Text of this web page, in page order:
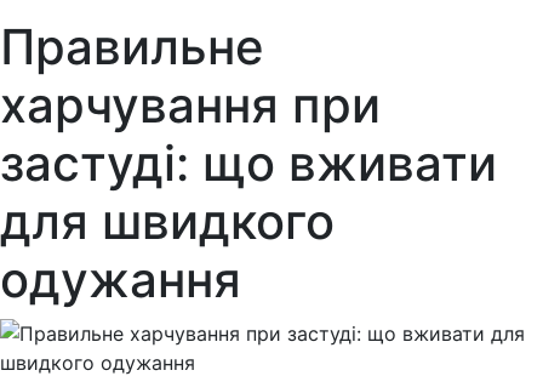
Правильне
харчування при
застуді: що вживати
для швидкого
одужання